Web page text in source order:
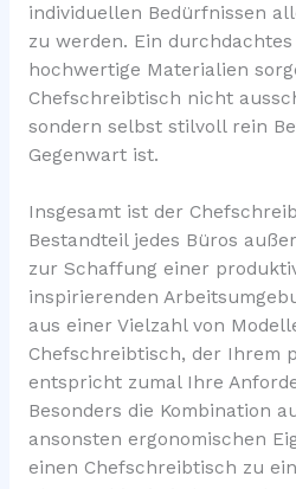
individuellen Bedürfnissen
zu werden. Ein
hochwertige Materialien
Chefschreibtisch nicht
sondern selbst stilvoll rein
Gegenwart ist.
Insgesamt ist der
Bestandteil jedes Büros
zur Schaffung einer
inspirierenden
aus einer Vielzahl von
Chefschreibtisch, der Ihrem
entspricht zumal Ihre
Besonders die Kombination
ansonsten ergonomischen
einen Chefschreibtisch zu